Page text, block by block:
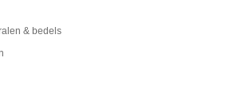
& bedels